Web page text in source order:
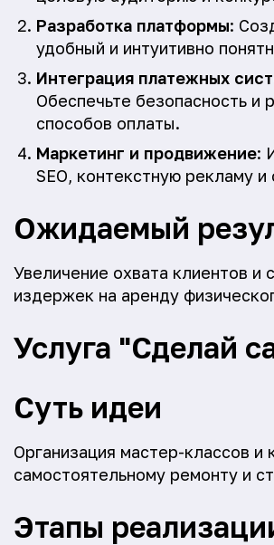
Разработка платформы:
удобный и интуитивно
Интеграция платежных
Обеспечьте безопасность и
способов оплаты.
Маркетинг и продвижение:
SEO, контекстную рекламу и
Ожидаемый
Увеличение охвата клиентов и
издержек на аренду
Услуга "Сделай
Суть идеи
Организация мастер-классов и
самостоятельному ремонту и
Этапы